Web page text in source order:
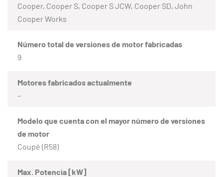
Cooper, Cooper S, Cooper S JCW, Cooper SD, John
Cooper Works
Número total de versiones de motor fabricadas
9
Motores fabricados actualmente
–
Modelo que cuenta con el mayor número de versiones
de motor
Coupé (R58)
Max. Potencia [kW]